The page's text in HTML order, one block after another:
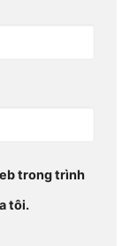
trong trình
tôi.